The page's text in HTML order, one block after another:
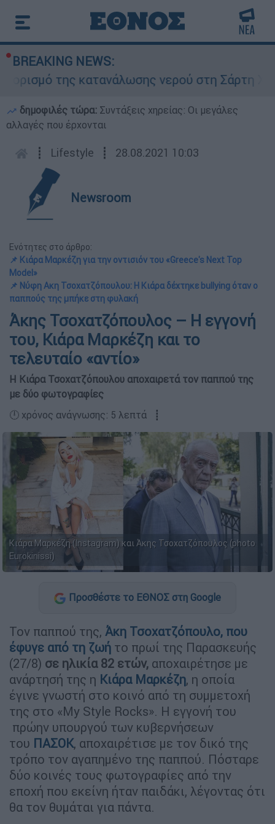
BREAKING NEWS:
της κατανάλωσης νερού στη Σάρτη
δημοφιλές τώρα: Συντάξεις χηρείας: Οι μεγάλες
αλλαγές που έρχονται
┋ Lifestyle ┋ 28.08.2021 10:03
Newsroom
Ενότητες στο άρθρο:
📌 Κιάρα Μαρκέζη για την οντισιόν του «Greece's Next Top
Model»
📌 Νύφη Ακη Τσοχατζόπουλου: Η Κιάρα δέχτηκε bullying όταν ο
παππούς της μπήκε στη φυλακή
Άκης Τσοχατζόπουλος – Η εγγονή
του, Κιάρα Μαρκέζη και το
τελευταίο «αντίο»
Η Κιάρα Τσοχατζόπουλου αποχαιρετά τον παππού της
με δύο φωτογραφίες
🕛 χρόνος ανάγνωσης: 5 λεπτά ┋
Κιάρα Μαρκέζη (Instagram) και Άκης Τσοχατζόπουλος (photo
Eurokinissi)
Προσθέστε το ΕΘΝΟΣ στη Google
Τον παππού της, Άκη Τσοχατζόπουλο, που
έφυγε από τη ζωή το πρωί της Παρασκευής
(27/8) σε ηλικία 82 ετών, αποχαιρέτησε με
ανάρτησή της η Κιάρα Μαρκέζη, η οποία
έγινε γνωστή στο κοινό από τη συμμετοχή
της στο «My Style Rocks». Η εγγονή του
πρώην υπουργού των κυβερνήσεων
του ΠΑΣΟΚ, αποχαιρέτισε με τον δικό της
τρόπο τον αγαπημένο της παππού. Πόσταρε
δύο κοινές τους φωτογραφίες από την
εποχή που εκείνη ήταν παιδάκι, λέγοντας ότι
θα τον θυμάται για πάντα.